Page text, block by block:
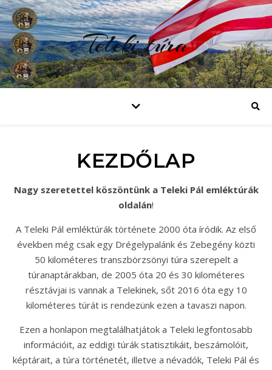
Teleki túra
KEZDŐLAP
Nagy szeretettel köszöntünk a Teleki Pál emléktúrák
oldalán!
A Teleki Pál emléktúrák története 2000 óta íródik. Az első
években még csak egy Drégelypalánk és Zebegény közti
50 kilométeres transzbörzsönyi túra szerepelt a
túranaptárakban, de 2005 óta 20 és 30 kilométeres
résztávjai is vannak a Telekinek, sőt 2016 óta egy 10
kilométeres túrát is rendezünk ezen a tavaszi napon.
Ezen a honlapon megtalálhatjátok a Teleki legfontosabb
információit, az eddigi túrák statisztikáit, beszámolóit,
képtárait, a túra történetét, illetve a névadók, Teleki Pál és